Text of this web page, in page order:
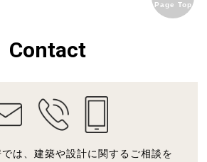
Page Top
Contact
は、建築や設計に関するご相談を